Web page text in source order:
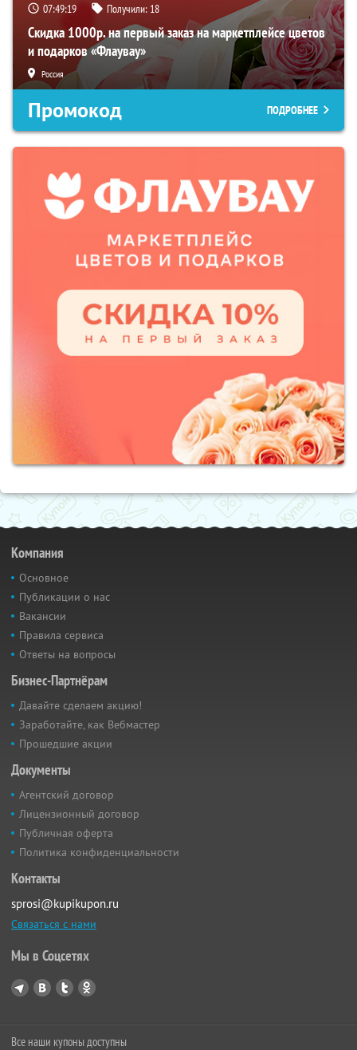
07:49:18 Получили: 18
Скидка 1000р. на первый заказ на маркетплейсе цветов
и подарков «Флаувау»
Россия
Промокод ПОДРОБНЕЕ
Компания
Основное
Публикации о нас
Вакансии
Правила сервиса
Ответы на вопросы
Бизнес-Партнёрам
Давайте сделаем акцию!
Заработайте, как Вебмастер
Прошедшие акции
Документы
Агентский договор
Лицензионный договор
Публичная оферта
Политика конфиденциальности
Контакты
sprosi@kupikupon.ru
Связаться с нами
Мы в Соцсетях
Все наши купоны доступны